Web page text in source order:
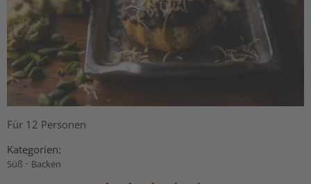
Für 12 Personen
Kategorien:
Süß · Backen